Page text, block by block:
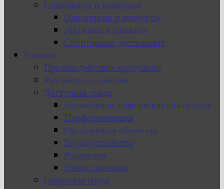
Олимпиады и конкурсы
Олимпиады и конкурсы
Дипломы и грамоты
Спортивные достижения
Главная
Противодействие коррупции
Разговоры о важном
Доступная среда
Нормативно-информационный блок
Профориентация
Организация обучения
Трудоустройство
Родителям
Наши партнеры
Цифровая среда